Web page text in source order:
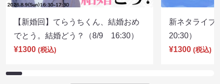
【新婚回】てらうちくん、結婚おめ
でとう。結婚どう？（8/9 16:30）
¥1300 (税込)
新ネタライ
20:30）
¥1300 (税込)